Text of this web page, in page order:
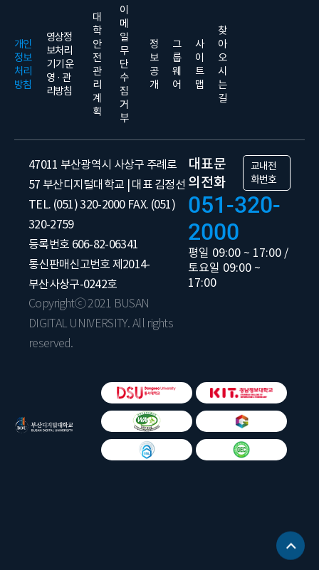
개인
정보
처리
방침
영상정
보처리
기기 운
영 · 관
리방침
대
학
안
전
관
리
계
획
이
메
일
무
단
수
집
거
부
정
보
공
개
그
룹
웨
어
사
이
트
맵
찾
아
오
시
는
길
47011 부산광역시 사상구 주례로
57 부산디지털대학교 | 대표 김정선
TEL. (051) 320-2000 FAX. (051)
320-2759
등록번호 606-82-06341
통신판매신고번호 제2014-
부산사상구-0242호
Copyrightⓒ 2021 BUSAN
DIGITAL UNIVERSITY. All rights
reserved.
대표문
의전화
교내전
화번호
051-320-
2000
평일 09:00 ~ 17:00 /
토요일 09:00 ~
17:00